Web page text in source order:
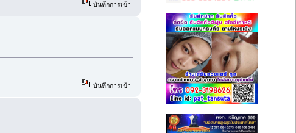
บันทึกการเข้า
บันทึกการเข้า